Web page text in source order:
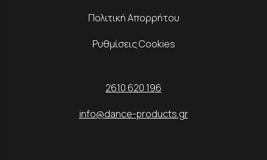
Πολιτική Απορρήτου
Ρυθμίσεις Cookies
2610 620 196
info@dance-products.gr